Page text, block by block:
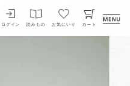
ログイン 読みもの お気にいり カート